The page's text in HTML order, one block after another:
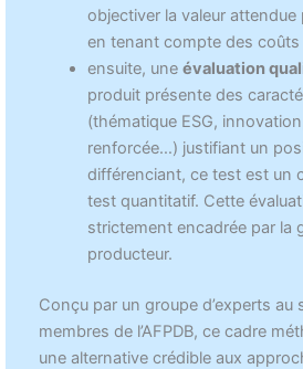
objectiver la valeur attendue
en tenant compte des coûts
ensuite, une évaluation
produit présente des
(thématique ESG,
renforcée…) justifiant un
différenciant, ce test est un
test quantitatif. Cette
strictement encadrée par la
producteur.
Conçu par un groupe d’experts au
membres de l’AFPDB, ce cadre
une alternative crédible aux